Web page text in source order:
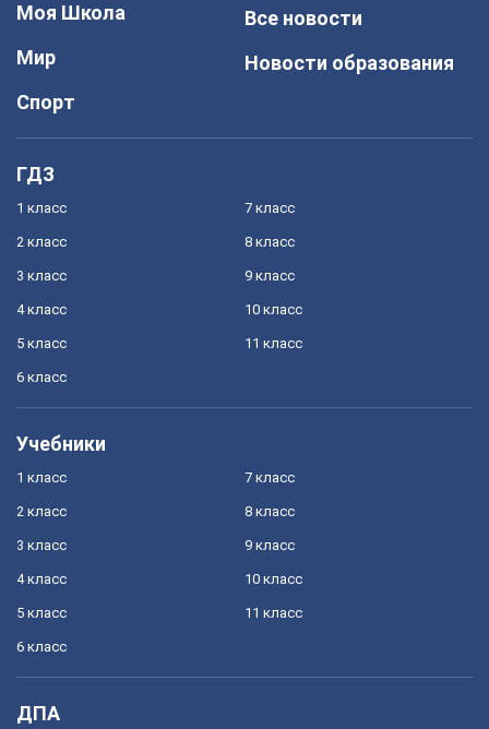
Моя Школа
Мир
Спорт
Все новости
Новости образования
ГДЗ
1 класс
2 класс
3 класс
4 класс
5 класс
6 класс
7 класс
8 класс
9 класс
10 класс
11 класс
Учебники
1 класс
2 класс
3 класс
4 класс
5 класс
6 класс
7 класс
8 класс
9 класс
10 класс
11 класс
ДПА